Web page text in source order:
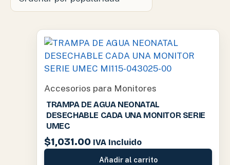
Accesorios para Monitores
TRAMPA DE AGUA NEONATAL
DESECHABLE CADA UNA MONITOR SERIE
UMEC
$1,031.00 IVA Incluido
Añadir al carrito